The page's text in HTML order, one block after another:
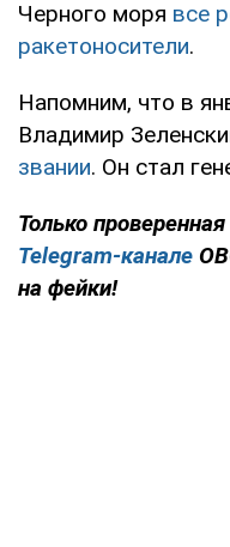
Черного моря все
ракетоносители.
Напомним, что в
Владимир
звании. Он стал
Только
Telegram-канале
на фейки!